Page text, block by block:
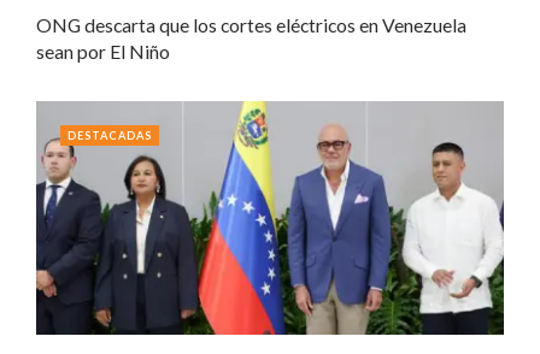
ONG descarta que los cortes eléctricos en Venezuela
sean por El Niño
DESTACADAS